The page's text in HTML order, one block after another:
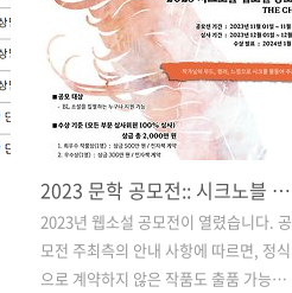
2023 문학 공모전:: 시크노블 웹소설 공모전 상금 및 혜택
2023년 웹소설 공모전이 열렸습니다. 공
모전 주최측의 안내 사항에 따르면, 정식
으로 계약하지 않은 작품도 출품 가능하